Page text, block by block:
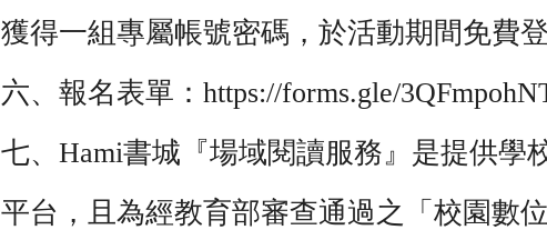
獲得一組專屬帳號密碼，於活動期間免費登
六、報名表單：https://forms.gle/
七、Hami書城『場域閱讀服務』是提供學
平台，且為經教育部審查通過之「校園數